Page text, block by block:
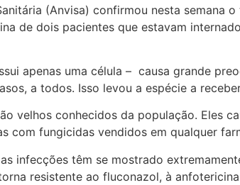
(Anvisa) confirmou nesta semana
de dois pacientes que estavam
apenas uma célula – causa grande
a todos. Isso levou a espécie a
velhos conhecidos da população. Eles
com fungicidas vendidos em qualquer
infecções têm se mostrado
resistente ao fluconazol, à